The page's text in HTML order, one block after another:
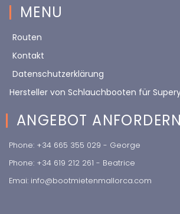
MENU
Routen
Kontakt
Datenschutzerklärung
Hersteller von Schlauchbooten für
ANGEBOT ANFORDERN
Phone: +34 665 355 029 - George
Phone: +34 619 212 261 - Beatrice
Emai: info@bootmietenmallorca.com